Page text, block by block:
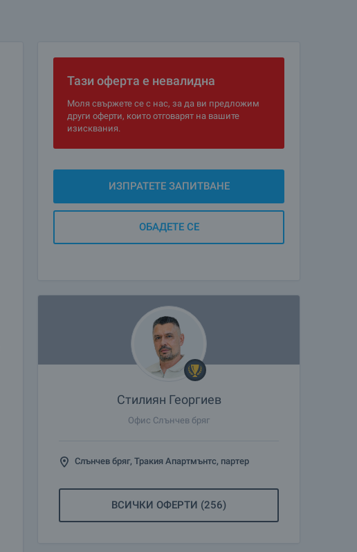
Тази оферта е невалидна
Моля свържете се с нас, за да ви предложим
други оферти, които отговарят на вашите
изисквания.
ИЗПРАТЕТЕ ЗАПИТВАНЕ
ОБАДЕТЕ СЕ
Стилиян Георгиев
Офис Слънчев бряг
Слънчев бряг, Тракия Апартмънтс, партер
ВСИЧКИ ОФЕРТИ (256)